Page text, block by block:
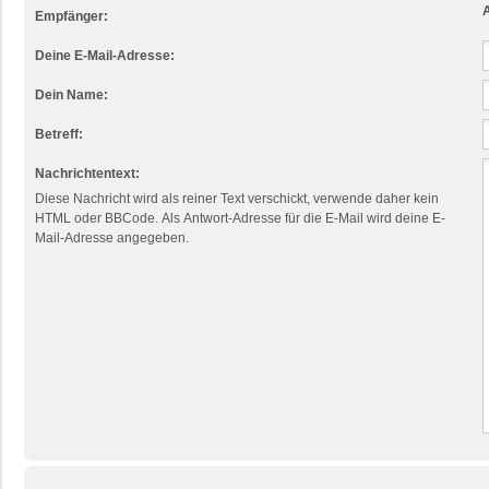
Empfänger:
Deine E-Mail-Adresse:
Dein Name:
Betreff:
Nachrichtentext:
Diese Nachricht wird als reiner Text verschickt, verwende daher kein
HTML oder BBCode. Als Antwort-Adresse für die E-Mail wird deine E-
Mail-Adresse angegeben.